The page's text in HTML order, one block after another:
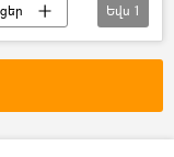
Եվս 1